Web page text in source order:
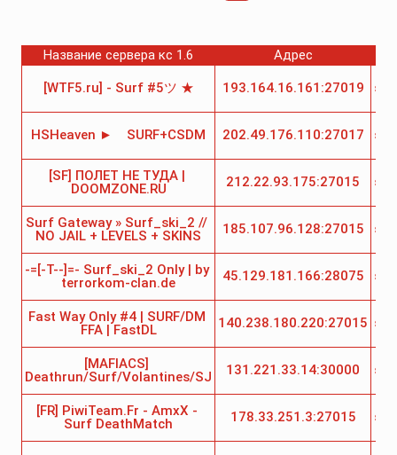
Название сервера кс 1.6 Адрес
[WTF5.ru] - Surf #5ツ ★ 193.164.16.161:27019
HSHeaven ►    SURF+CSDM 202.49.176.110:27017
[SF] ПОЛЕТ НЕ ТУДА |
DOOMZONE.RU
212.22.93.175:27015
Surf Gateway » Surf_ski_2 //
NO JAIL + LEVELS + SKINS
185.107.96.128:27015
-=[-T--]=- Surf_ski_2 Only | by
terrorkom-clan.de
45.129.181.166:28075
Fast Way Only #4 | SURF/DM
FFA | FastDL
140.238.180.220:27015
[MAFIACS]
Deathrun/Surf/Volantines/SJ
131.221.33.14:30000
[FR] PiwiTeam.Fr - AmxX -
Surf DeathMatch
178.33.251.3:27015